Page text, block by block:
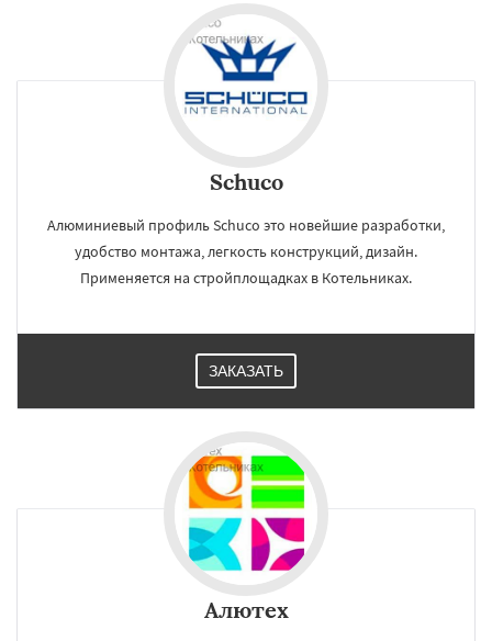
Schuco
Алюминиевый профиль Schuco это новейшие разработки,
удобство монтажа, легкость конструкций, дизайн.
Применяется на стройплощадках в Котельниках.
ЗАКАЗАТЬ
Алютех